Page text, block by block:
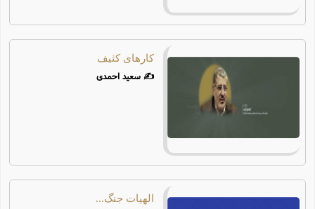
کارهای کثیف
✍️ سعید احمدی
الهیات جنگ...